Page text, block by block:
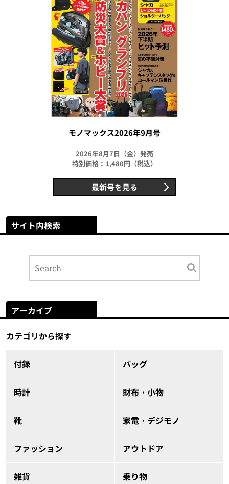
モノマックス2026年9月号
2026年8月7日（金）発売
特別価格：1,480円（税込）
最新号を見る
サイト内検索
アーカイブ
カテゴリから探す
付録 バッグ
時計 財布・小物
靴 家電・デジモノ
ファッション アウトドア
雑貨 乗り物